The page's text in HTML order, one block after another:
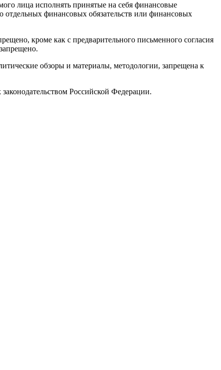
лица исполнять принятые на себя финансовые
отдельных финансовых обязательств или финансовых
кроме как с предварительного письменного согласия
обзоры и материалы, методологии, запрещена к
Российской Федерации.